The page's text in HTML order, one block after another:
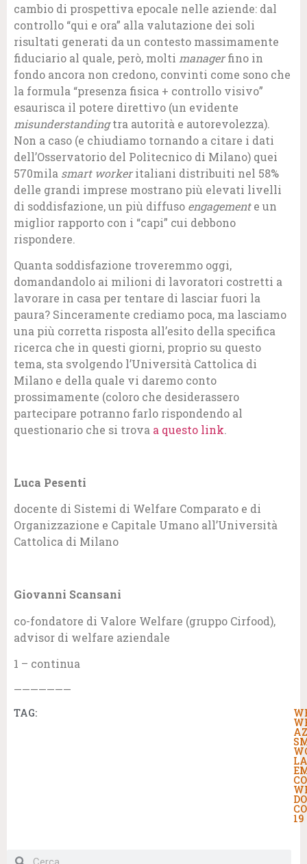
cambio di prospettiva epocale nelle aziende: dal
controllo “qui e ora” alla valutazione dei soli
risultati generati da un contesto massimamente
fiduciario al quale, però, molti managerfino in
fondo ancora non credono, convinti come sono che
la formula “presenza fisica + controllo visivo”
esaurisca il potere direttivo (un evidente
misunderstandingtra autorità e autorevolezza).
Non a caso (e chiudiamo tornando a citare i dati
dell’Osservatorio del Politecnico di Milano) quei
570mila smart workeritaliani distribuiti nel 58%
delle grandi imprese mostrano più elevati livelli
di soddisfazione, un più diffuso engagemente un
miglior rapporto con i “capi” cui debbono
rispondere.
Quanta soddisfazione troveremmo oggi,
domandandolo ai milioni di lavoratori costretti a
lavorare in casa per tentare di lasciar fuori la
paura? Sinceramente crediamo poca, ma lasciamo
una più corretta risposta all’esito della specifica
ricerca che in questi giorni, proprio su questo
tema, sta svolgendo l’Università Cattolica di
Milano e della quale vi daremo conto
prossimamente (coloro che desiderassero
partecipare potranno farlo rispondendo al
questionario che si trova a questo link.
Luca Pesenti
docente di Sistemi di Welfare Comparato e di
Organizzazione e Capitale Umano all’Università
Cattolica di Milano
Giovanni Scansani
co-fondatore di Valore Welfare (gruppo Cirfood),
advisor di welfare aziendale
1 – continua
———————
TAG:
19